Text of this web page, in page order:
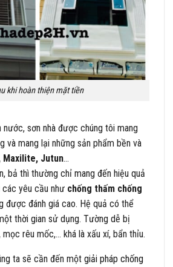
khi hoàn thiện mặt tiền
sơn nhà được chúng tôi mang
và mang lại những sản phẩm bền và
Maxilite, Jutun…
bả thì thường chỉ mang đến hiệu quả
yêu cầu như chống thấm chống
được đánh giá cao. Hệ quả có thể
thời gian sử dụng. Tường dễ bị
rêu mốc,… khá là xấu xí, bẩn thỉu.
ta sẽ cần đến một giải pháp chống